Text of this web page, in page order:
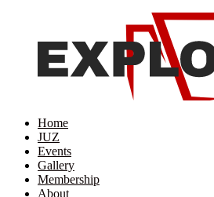
Home
JUZ
Events
Gallery
Membership
About